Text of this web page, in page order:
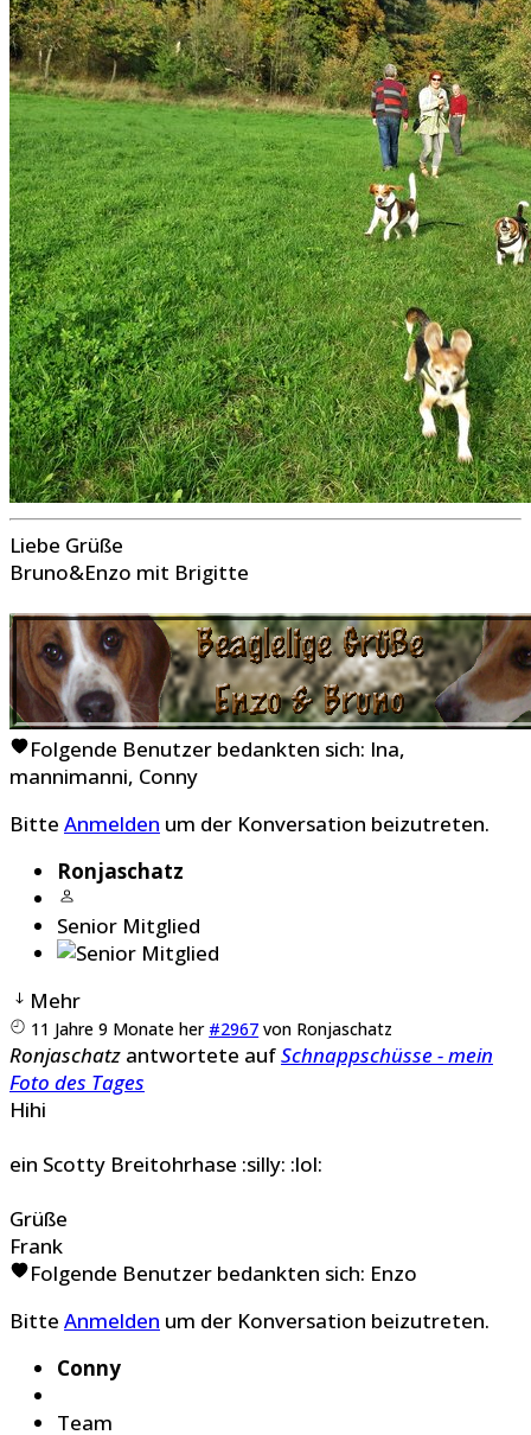
Liebe Grüße
Bruno&Enzo mit Brigitte
Folgende Benutzer bedankten sich: Ina,
mannimanni, Conny
Bitte Anmelden um der Konversation beizutreten.
Ronjaschatz
Senior Mitglied
Mehr
11 Jahre 9 Monate her #2967 von Ronjaschatz
Ronjaschatz antwortete aufSchnappschüsse - mein
Foto des Tages
Hihi
ein Scotty Breitohrhase :silly: :lol:
Grüße
Frank
Folgende Benutzer bedankten sich: Enzo
Bitte Anmelden um der Konversation beizutreten.
Conny
Team